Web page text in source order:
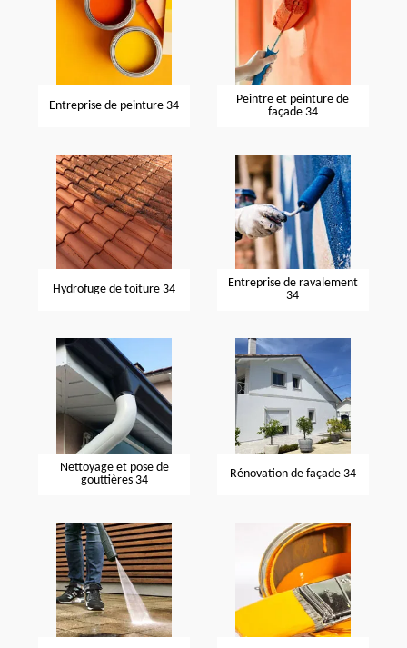
Entreprise de peinture 34
Peintre et peinture de
façade 34
Hydrofuge de toiture 34
Entreprise de ravalement
34
Nettoyage et pose de
gouttières 34
Rénovation de façade 34